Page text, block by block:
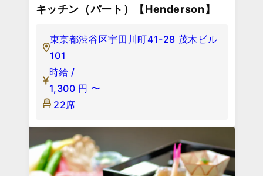
キッチン（パート）【Henderson】
東京都渋谷区宇田川町41-28 茂木ビル
101
時給 /
1,300 円 〜
22席